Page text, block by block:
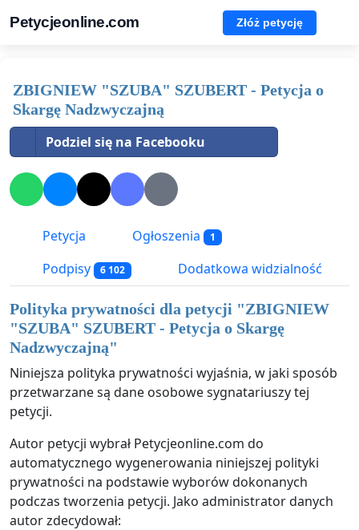
Petycjeonline.com Złóż petycję
ZBIGNIEW "SZUBA" SZUBERT - Petycja o
Skargę Nadzwyczajną
Podziel się na Facebooku
Petycja Ogłoszenia 1
Podpisy 6 102 Dodatkowa widzialność
Polityka prywatności dla petycji "ZBIGNIEW
"SZUBA" SZUBERT - Petycja o Skargę
Nadzwyczajną"
Niniejsza polityka prywatności wyjaśnia, w jaki sposób
przetwarzane są dane osobowe sygnatariuszy tej
petycji.
Autor petycji wybrał Petycjeonline.com do
automatycznego wygenerowania niniejszej polityki
prywatności na podstawie wyborów dokonanych
podczas tworzenia petycji. Jako administrator danych
autor zdecydował: